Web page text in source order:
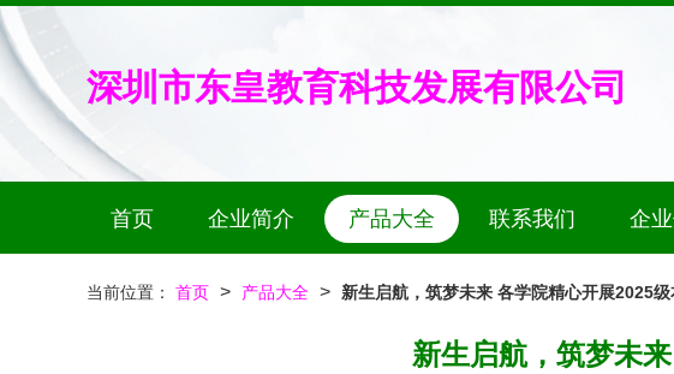
深圳市东皇教育科技发展有限公司
首页 企业简介 产品大全 联系我们 企
当前位置： 首页 > 产品大全 > 新生启航，筑梦未来 各学院精心开展2025
新生启航，筑梦未